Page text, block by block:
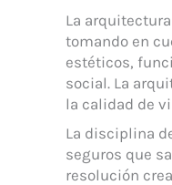
La
tomando en
estéticos,
social. La
la calidad de
La disciplina
seguros que
resolución